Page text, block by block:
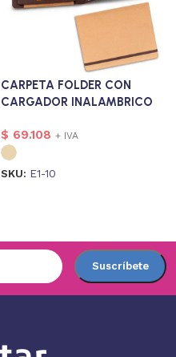
CARPETA FOLDER CON
CARGADOR INALAMBRICO
$ 69.108 + IVA
SKU: E1-10